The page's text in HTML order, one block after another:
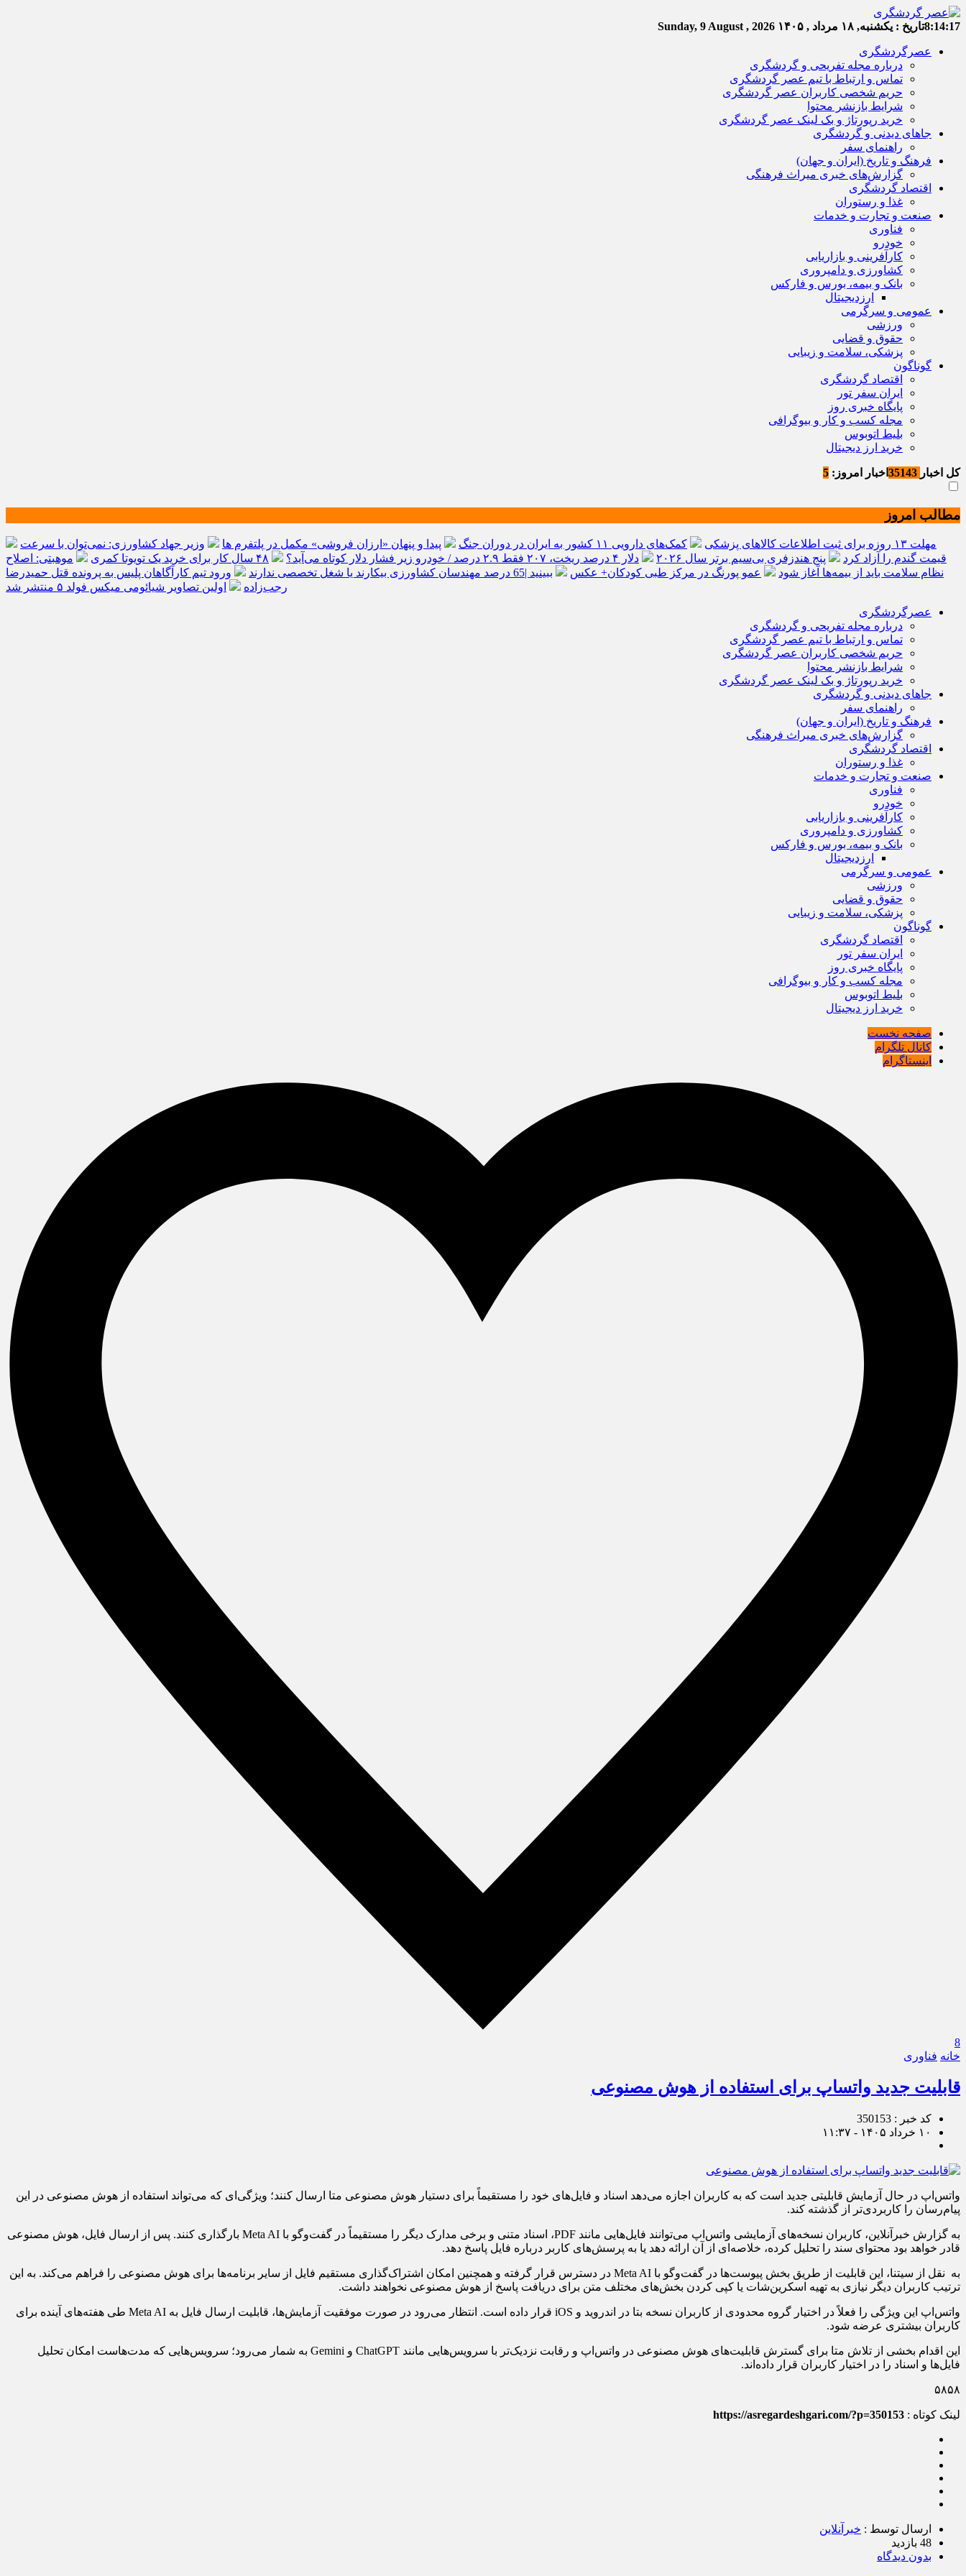
8:14:18تاریخ : یکشنبه, ۱۸ مرداد , ۱۴۰۵ Sunday, 9 August , 2026
عصرگردشگری
درباره مجله تفریحی و گردشگری
تماس و ارتباط با تیم عصر گردشگری
حریم شخصی کاربران عصر گردشگری
شرایط بازنشر محتوا
خرید رپورتاژ و بک لینک عصر گردشگری
جاهای دیدنی و گردشگری
راهنمای سفر
فرهنگ و تاریخ (ایران و جهان)
گزارش‌های خبری میراث فرهنگی
اقتصاد گردشگری
غذا و رستوران
صنعت و تجارت و خدمات
فناوری
خودرو
کارآفرینی و بازاریابی
کشاورزی و دامپروری
بانک و بیمه، بورس و فارکس
ارزدیجیتال
عمومی و سرگرمی
ورزشی
حقوق و قضایی
پزشکی، سلامت و زیبایی
گوناگون
اقتصاد گردشگری
ایران سفر تور
پایگاه خبری روز
مجله کسب و کار و بیوگرافی
بلیط اتوبوس
خرید ارز دیجیتال
کل اخبار اخبار امروز: 5
مطالب امروز
مهلت ۱۳ روزه برای ثبت اطلاعات کالاهای پزشکی کمک‌های دارویی ۱۱ کشور به ایران در دوران جنگ پیدا و پنهان «ارزان فروشی» مکمل در پلتفرم ها
وزیر جهاد کشاورزی: نمی‌توان با سرعت
قیمت گندم را آزاد کرد
پنج هندزفری بی‌سیم برتر سال ۲۰۲۶ دلار ۴ درصد ریخت، ۲۰۷ فقط ۲.۹ درصد / خودرو زیر فشار دلار کوتاه می‌آید؟ ۴۸ سال کار برای خرید یک تویوتا کمری
موهبتی: اصلاح
نظام سلامت باید از بیمه‌ها آغاز شود
عمو پورنگ در مرکز طبی کودکان+ عکس ببینید |65 درصد مهندسان کشاورزی بیکارند یا شغل تخصصی ندارند
ورود تیم کارآگاهان پلیس به پرونده قتل حمیدرضا
رجب‌زاده
اولین تصاویر شیائومی میکس فولد ۵ منتشر شد
عصرگردشگری
درباره مجله تفریحی و گردشگری
تماس و ارتباط با تیم عصر گردشگری
حریم شخصی کاربران عصر گردشگری
شرایط بازنشر محتوا
خرید رپورتاژ و بک لینک عصر گردشگری
جاهای دیدنی و گردشگری
راهنمای سفر
فرهنگ و تاریخ (ایران و جهان)
گزارش‌های خبری میراث فرهنگی
اقتصاد گردشگری
غذا و رستوران
صنعت و تجارت و خدمات
فناوری
خودرو
کارآفرینی و بازاریابی
کشاورزی و دامپروری
بانک و بیمه، بورس و فارکس
ارزدیجیتال
عمومی و سرگرمی
ورزشی
حقوق و قضایی
پزشکی، سلامت و زیبایی
گوناگون
اقتصاد گردشگری
ایران سفر تور
پایگاه خبری روز
مجله کسب و کار و بیوگرافی
بلیط اتوبوس
خرید ارز دیجیتال
صفحه نخست
کانال تلگرام
اینستاگرام
8
خانه فناوری
قابلیت جدید واتساپ برای استفاده از هوش مصنوعی
کد خبر : 350153
۱۰ خرداد ۱۴۰۵ - ۱۱:۳۷
واتس‌اپ در حال آزمایش قابلیتی جدید است که به کاربران اجازه می‌دهد اسناد و فایل‌های خود را مستقیماً برای دستیار هوش مصنوعی متا ارسال کنند؛ ویژگی‌ای که می‌تواند استفاده از هوش مصنوعی در این
پیام‌رسان را کاربردی‌تر از گذشته کند.
به گزارش خبرآنلاین، کاربران نسخه‌های آزمایشی واتس‌اپ می‌توانند فایل‌هایی مانند PDF، اسناد متنی و برخی مدارک دیگر را مستقیماً در گفت‌وگو با Meta AI بارگذاری کنند. پس از ارسال فایل، هوش مصنوعی
قادر خواهد بود محتوای سند را تحلیل کرده، خلاصه‌ای از آن ارائه دهد یا به پرسش‌های کاربر درباره فایل پاسخ دهد.
به نقل از سیتنا، این قابلیت از طریق بخش پیوست‌ها در گفت‌وگو با Meta AI در دسترس قرار گرفته و همچنین امکان اشتراک‌گذاری مستقیم فایل از سایر برنامه‌ها برای هوش مصنوعی را فراهم می‌کند. به این
ترتیب کاربران دیگر نیازی به تهیه اسکرین‌شات یا کپی کردن بخش‌های مختلف متن برای دریافت پاسخ از هوش مصنوعی نخواهند داشت.
واتس‌اپ این ویژگی را فعلاً در اختیار گروه محدودی از کاربران نسخه بتا در اندروید و iOS قرار داده است. انتظار می‌رود در صورت موفقیت آزمایش‌ها، قابلیت ارسال فایل به Meta AI طی هفته‌های آینده برای
کاربران بیشتری عرضه شود.
این اقدام بخشی از تلاش متا برای گسترش قابلیت‌های هوش مصنوعی در واتس‌اپ و رقابت نزدیک‌تر با سرویس‌هایی مانند ChatGPT و Gemini به شمار می‌رود؛ سرویس‌هایی که مدت‌هاست امکان تحلیل
فایل‌ها و اسناد را در اختیار کاربران قرار داده‌اند.
۵۸۵۸
لینک کوتاه : https://asregardeshgari.com/?p=350153
ارسال توسط : خبرآنلاین
48 بازدید
بدون دیدگاه